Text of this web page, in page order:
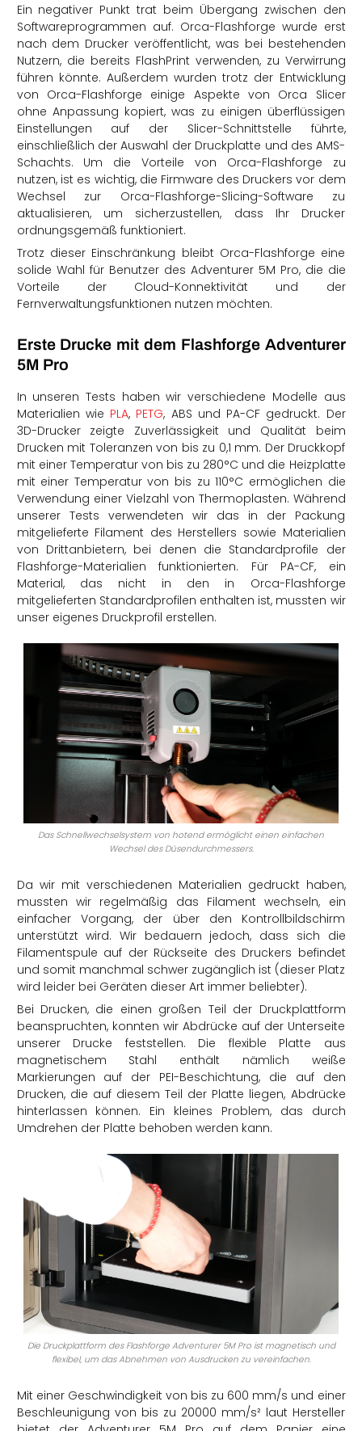
Ein negativer Punkt trat beim Übergang zwischen den
Softwareprogrammen auf. Orca-Flashforge wurde erst
nach dem Drucker veröffentlicht, was bei bestehenden
Nutzern, die bereits FlashPrint verwenden, zu Verwirrung
führen könnte. Außerdem wurden trotz der Entwicklung
von Orca-Flashforge einige Aspekte von Orca Slicer
ohne Anpassung kopiert, was zu einigen überflüssigen
Einstellungen auf der Slicer-Schnittstelle führte,
einschließlich der Auswahl der Druckplatte und des AMS-
Schachts. Um die Vorteile von Orca-Flashforge zu
nutzen, ist es wichtig, die Firmware des Druckers vor dem
Wechsel zur Orca-Flashforge-Slicing-Software zu
aktualisieren, um sicherzustellen, dass Ihr Drucker
ordnungsgemäß funktioniert.
Trotz dieser Einschränkung bleibt Orca-Flashforge eine
solide Wahl für Benutzer des Adventurer 5M Pro, die die
Vorteile der Cloud-Konnektivität und der
Fernverwaltungsfunktionen nutzen möchten.
Erste Drucke mit dem Flashforge Adventurer
5M Pro
In unseren Tests haben wir verschiedene Modelle aus
Materialien wie PLA, PETG, ABS und PA-CF gedruckt. Der
3D-Drucker zeigte Zuverlässigkeit und Qualität beim
Drucken mit Toleranzen von bis zu 0,1 mm. Der Druckkopf
mit einer Temperatur von bis zu 280°C und die Heizplatte
mit einer Temperatur von bis zu 110°C ermöglichen die
Verwendung einer Vielzahl von Thermoplasten. Während
unserer Tests verwendeten wir das in der Packung
mitgelieferte Filament des Herstellers sowie Materialien
von Drittanbietern, bei denen die Standardprofile der
Flashforge-Materialien funktionierten. Für PA-CF, ein
Material, das nicht in den in Orca-Flashforge
mitgelieferten Standardprofilen enthalten ist, mussten wir
unser eigenes Druckprofil erstellen.
Das Schnellwechselsystem von hotend ermöglicht einen einfachen
Wechsel des Düsendurchmessers.
Da wir mit verschiedenen Materialien gedruckt haben,
mussten wir regelmäßig das Filament wechseln, ein
einfacher Vorgang, der über den Kontrollbildschirm
unterstützt wird. Wir bedauern jedoch, dass sich die
Filamentspule auf der Rückseite des Druckers befindet
und somit manchmal schwer zugänglich ist (dieser Platz
wird leider bei Geräten dieser Art immer beliebter).
Bei Drucken, die einen großen Teil der Druckplattform
beanspruchten, konnten wir Abdrücke auf der Unterseite
unserer Drucke feststellen. Die flexible Platte aus
magnetischem Stahl enthält nämlich weiße
Markierungen auf der PEI-Beschichtung, die auf den
Drucken, die auf diesem Teil der Platte liegen, Abdrücke
hinterlassen können. Ein kleines Problem, das durch
Umdrehen der Platte behoben werden kann.
Die Druckplattform des Flashforge Adventurer 5M Pro ist magnetisch und
flexibel, um das Abnehmen von Ausdrucken zu vereinfachen.
Mit einer Geschwindigkeit von bis zu 600 mm/s und einer
Beschleunigung von bis zu 20000 mm/s² laut Hersteller